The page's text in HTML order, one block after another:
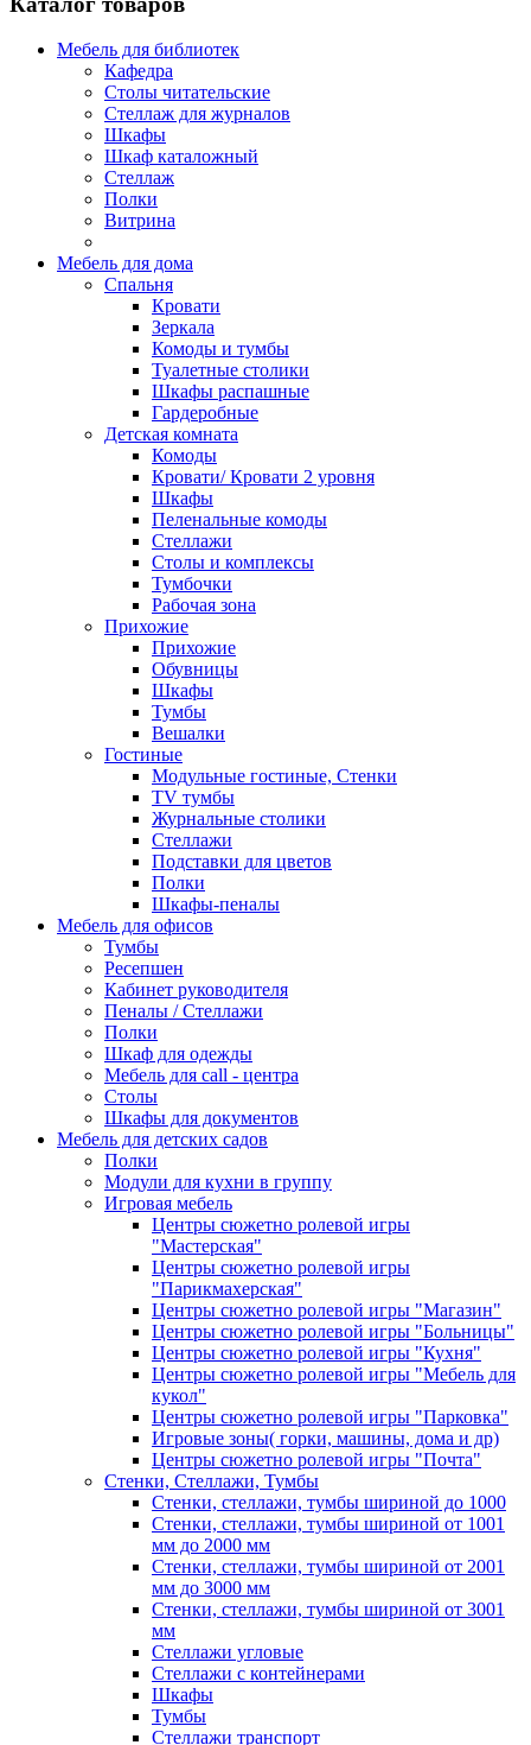
Мебель для библиотек
Кафедра
Столы читательские
Стеллаж для журналов
Шкафы
Шкаф каталожный
Стеллаж
Полки
Витрина
Мебель для дома
Спальня
Кровати
Зеркала
Комоды и тумбы
Туалетные столики
Шкафы распашные
Гардеробные
Детская комната
Комоды
Кровати/ Кровати 2 уровня
Шкафы
Пеленальные комоды
Стеллажи
Столы и комплексы
Тумбочки
Рабочая зона
Прихожие
Прихожие
Обувницы
Шкафы
Тумбы
Вешалки
Гостиные
Модульные гостиные, Стенки
TV тумбы
Журнальные столики
Стеллажи
Подставки для цветов
Полки
Шкафы-пеналы
Мебель для офисов
Тумбы
Ресепшен
Кабинет руководителя
Пеналы / Стеллажи
Полки
Шкаф для одежды
Мебель для call - центра
Столы
Шкафы для документов
Мебель для детских садов
Полки
Модули для кухни в группу
Игровая мебель
Центры сюжетно ролевой игры
"Мастерская"
Центры сюжетно ролевой игры
"Парикмахерская"
Центры сюжетно ролевой игры "Магазин"
Центры сюжетно ролевой игры "Больницы"
Центры сюжетно ролевой игры "Кухня"
Центры сюжетно ролевой игры "Мебель для
кукол"
Центры сюжетно ролевой игры "Парковка"
Игровые зоны( горки, машины, дома и др)
Центры сюжетно ролевой игры "Почта"
Стенки, Стеллажи, Тумбы
Стенки, стеллажи, тумбы шириной до 1000
Стенки, стеллажи, тумбы шириной от 1001
мм до 2000 мм
Стенки, стеллажи, тумбы шириной от 2001
мм до 3000 мм
Стенки, стеллажи, тумбы шириной от 3001
мм
Стеллажи угловые
Стеллажи с контейнерами
Шкафы
Тумбы
Стеллажи транспорт